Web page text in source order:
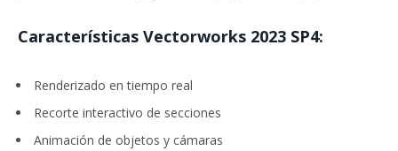
Características Vectorworks 2023 SP4:
Renderizado en tiempo real
Recorte interactivo de secciones
Animación de objetos y cámaras